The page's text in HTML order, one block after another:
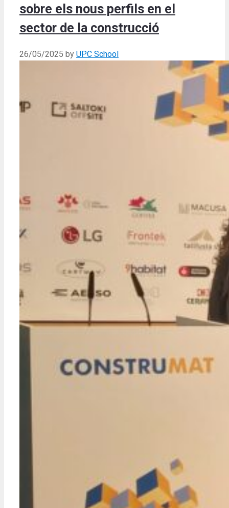
sobre els nous perfils en el
sector de la construcció
26/05/2025 by UPC School